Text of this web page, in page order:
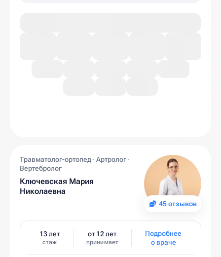
45 отзывов
Травматолог-ортопед · Артролог ·
Вертебролог
Ключевская Мария
Николаевна
13 лет
стаж
от 12 лет
принимает
Подробнее
о враче